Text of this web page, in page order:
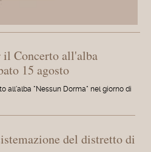
il Concerto all'alba
15 agosto
all'alba "Nessun Dorma" nel giorno di
del distretto di